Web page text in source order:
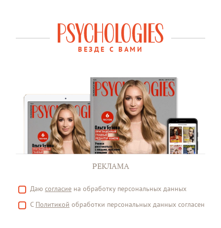
ВЕЗДЕ С ВАМИ
РЕКЛАМА
Даю согласие на обработку персональных данных
С Политикой обработки персональных данных согласен